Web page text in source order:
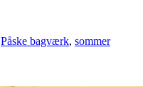
Påske bagværk, sommer